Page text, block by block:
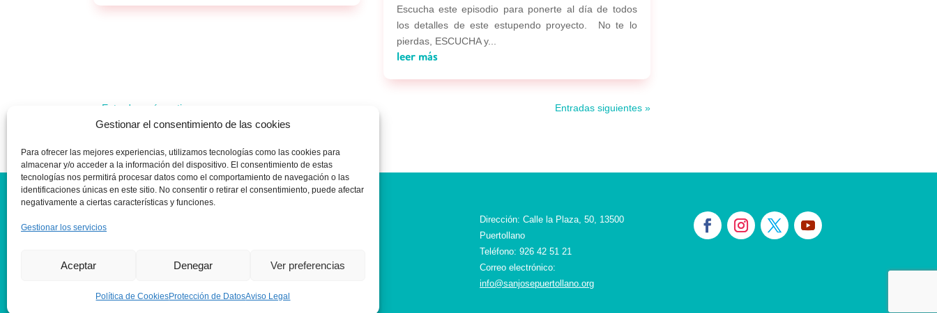
Gestionar el consentimiento de las cookies
Para ofrecer las mejores experiencias, utilizamos tecnologías como las cookies para
almacenar y/o acceder a la información del dispositivo. El consentimiento de estas
tecnologías nos permitirá procesar datos como el comportamiento de navegación o las
identificaciones únicas en este sitio. No consentir o retirar el consentimiento, puede afectar
negativamente a ciertas características y funciones.
Gestionar los servicios
Aceptar Denegar Ver preferencias
Política de CookiesProtección de DatosAviso Legal
Escucha este episodio para ponerte al día de todos
los detalles de este estupendo proyecto. No te lo
pierdas, ESCUCHA y...
leer más
« Entradas más antiguas Entradas siguientes »
Política de Cookies
Dirección: Calle la Plaza, 50, 13500
Puertollano
Teléfono: 926 42 51 21
Correo electrónico:
info@sanjosepuertollano.org